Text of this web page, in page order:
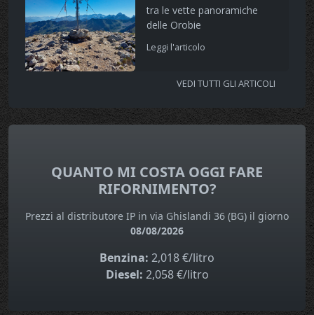
tra le vette panoramiche
delle Orobie
Leggi l'articolo
VEDI TUTTI GLI ARTICOLI
QUANTO MI COSTA OGGI FARE
RIFORNIMENTO?
Prezzi al distributore IP in via Ghislandi 36 (BG) il giorno
08/08/2026
Benzina: 2,018 €/litro
Diesel: 2,058 €/litro